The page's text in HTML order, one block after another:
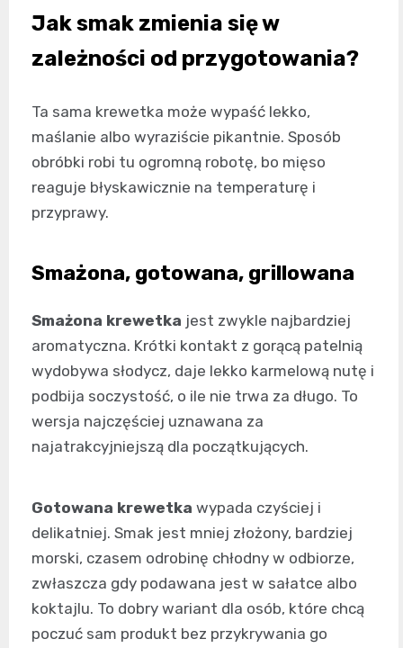
Jak smak zmienia się w
zależności od przygotowania?
Ta sama krewetka może wypaść lekko,
maślanie albo wyraziście pikantnie. Sposób
obróbki robi tu ogromną robotę, bo mięso
reaguje błyskawicznie na temperaturę i
przyprawy.
Smażona, gotowana, grillowana
Smażona krewetka jest zwykle najbardziej
aromatyczna. Krótki kontakt z gorącą patelnią
wydobywa słodycz, daje lekko karmelową nutę i
podbija soczystość, o ile nie trwa za długo. To
wersja najczęściej uznawana za
najatrakcyjniejszą dla początkujących.
Gotowana krewetka wypada czyściej i
delikatniej. Smak jest mniej złożony, bardziej
morski, czasem odrobinę chłodny w odbiorze,
zwłaszcza gdy podawana jest w sałatce albo
koktajlu. To dobry wariant dla osób, które chcą
poczuć sam produkt bez przykrywania go